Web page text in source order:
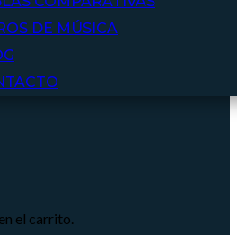
DE MÚSICA
el carrito.